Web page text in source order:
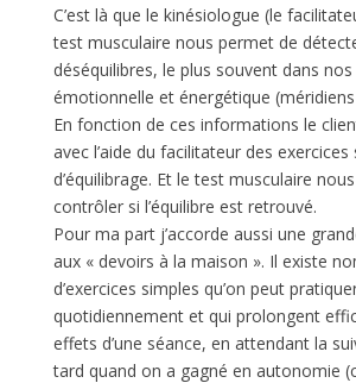
C’est là que le kinésiologue (le
test musculaire nous permet de
déséquilibres, le plus souvent dans
émotionnelle et énergétique (méridiens
En fonction de ces informations le
avec l’aide du facilitateur des exercices
d’équilibrage. Et le test musculaire
contrôler si l’équilibre est retrouvé.
Pour ma part j’accorde aussi une
aux « devoirs à la maison ». Il existe
d’exercices simples qu’on peut
quotidiennement et qui prolongent
effets d’une séance, en attendant la
tard quand on a gagné en autonomie